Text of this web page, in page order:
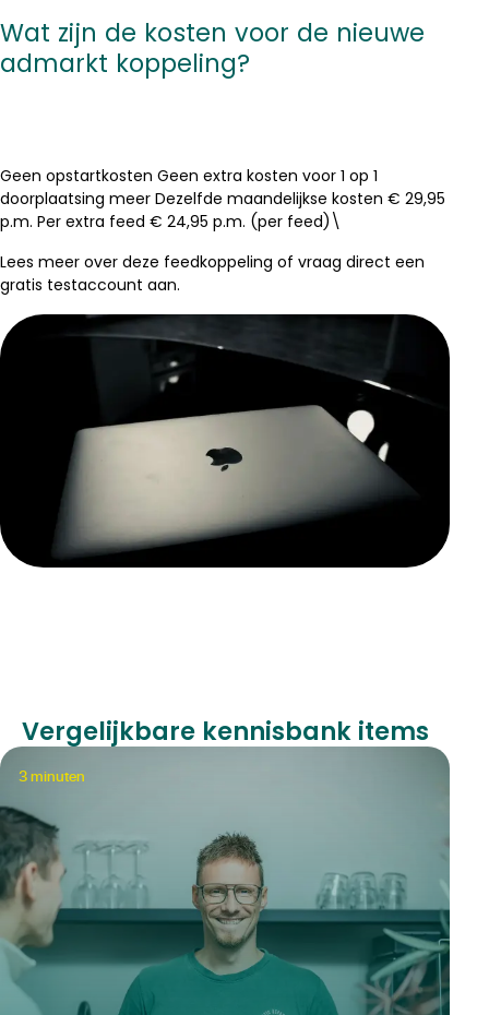
Wat zijn de kosten voor de nieuwe
admarkt koppeling?
Geen opstartkosten Geen extra kosten voor 1 op 1
doorplaatsing meer Dezelfde maandelijkse kosten € 29,95
p.m. Per extra feed € 24,95 p.m. (per feed)\
Lees meer over deze feedkoppeling of vraag direct een
gratis testaccount aan.
Vergelijkbare kennisbank items
3minuten